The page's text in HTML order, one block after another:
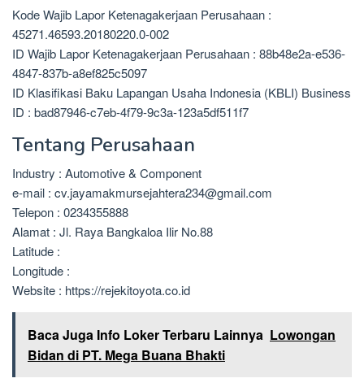
Kode Wajib Lapor Ketenagakerjaan Perusahaan :
45271.46593.20180220.0-002
ID Wajib Lapor Ketenagakerjaan Perusahaan : 88b48e2a-e536-
4847-837b-a8ef825c5097
ID Klasifikasi Baku Lapangan Usaha Indonesia (KBLI) Business
ID : bad87946-c7eb-4f79-9c3a-123a5df511f7
Tentang Perusahaan
Industry : Automotive & Component
e-mail : cv.jayamakmursejahtera234@gmail.com
Telepon : 0234355888
Alamat : Jl. Raya Bangkaloa Ilir No.88
Latitude :
Longitude :
Website : https://rejekitoyota.co.id
Baca Juga Info Loker Terbaru Lainnya Lowongan
Bidan di PT. Mega Buana Bhakti